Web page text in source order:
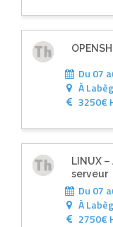
Du 07
À
3250€
LINUX
serveur
Du 07
À
2750€